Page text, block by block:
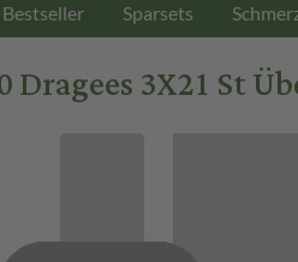
Bestseller Sparsets
Dragees 3X21 St